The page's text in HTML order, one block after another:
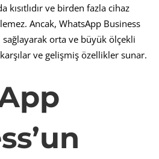
kısıtlıdır ve birden fazla cihaz
Ancak, WhatsApp Business
sağlayarak orta ve büyük ölçekli
ve gelişmiş özellikler sunar.